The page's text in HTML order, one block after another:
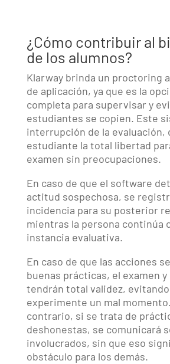
¿Cómo contribuir al
de los alumnos?
Klarway brinda un proctoring
de aplicación, ya que es la
completa para supervisar y
estudiantes se copien. Este
interrupción de la evaluación,
estudiante la total libertad
examen sin preocupaciones.
En caso de que el software
actitud sospechosa, se
incidencia para su posterior
mientras la persona continúa
instancia evaluativa.
En caso de que las acciones
buenas prácticas, el examen
tendrán total validez,
experimente un mal
contrario, si se trata de
deshonestas, se comunicará
involucrados, sin que eso
obstáculo para los demás.